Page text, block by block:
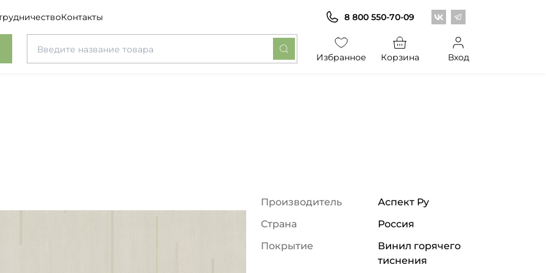
Контакты Центр обоев во
Центр обоев в
8 800 550-70-09
Избранное Корзина Вход
Производитель
Аспект Ру
Страна
Россия
Покрытие
Винил горячего
тиснения